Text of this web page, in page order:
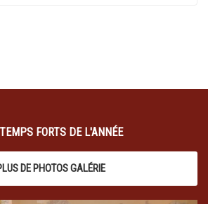
FORTS DE L'ANNÉE
DE PHOTOS GALÉRIE